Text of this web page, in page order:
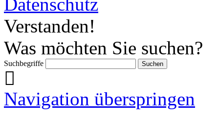
Verstanden!
Was möchten Sie suchen?
Suchbegriffe
Navigation überspringen